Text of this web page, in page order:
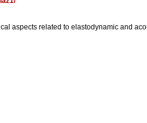
aspects related to elastodynamic and